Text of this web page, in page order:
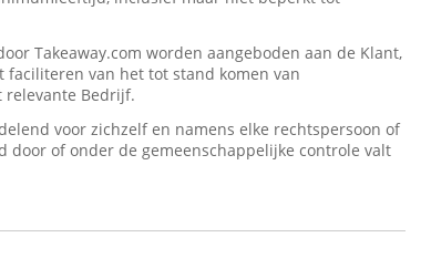
Takeaway.com worden aangeboden aan de Klant,
van het tot stand komen van
relevante Bedrijf.
voor zichzelf en namens elke rechtspersoon of
of onder de gemeenschappelijke controle valt